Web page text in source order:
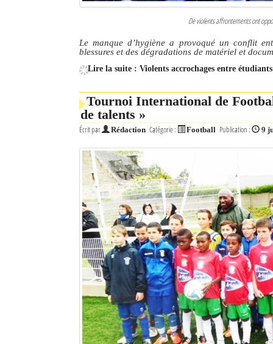
De violents affrontements ont
Le manque d’hygiène a provoqué un conflit
blessures et des dégradations de matériel et
Lire la suite : Violents accrochages entre
Tournoi International de
de talents »
Écrit par Rédaction Catégorie : Football Publication : 9